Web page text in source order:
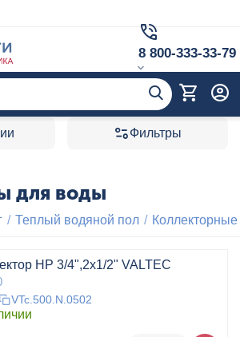
8 800-333-33-79
Фильтры
для воды
/ Теплый водяной пол /
НР 3/4",2x1/2" VALTEC
VTc.500.N.0502